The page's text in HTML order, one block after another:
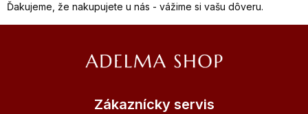
Ďakujeme, že nakupujete u nás - vážime si vašu dôveru.
Zákaznícky servis